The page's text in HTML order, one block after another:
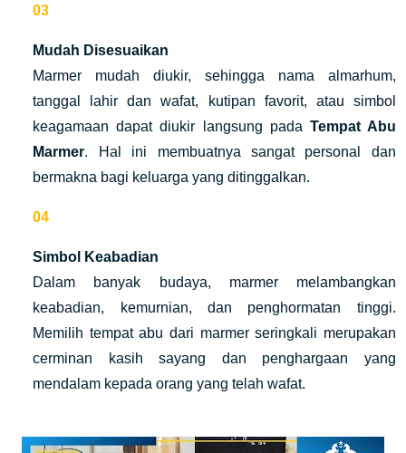
Mudah Disesuaikan
Marmer mudah diukir, sehingga nama almarhum,
tanggal lahir dan wafat, kutipan favorit, atau simbol
keagamaan dapat diukir langsung pada Tempat Abu
Marmer. Hal ini membuatnya sangat personal dan
bermakna bagi keluarga yang ditinggalkan.
Simbol Keabadian
Dalam banyak budaya, marmer melambangkan
keabadian, kemurnian, dan penghormatan tinggi.
Memilih tempat abu dari marmer seringkali merupakan
cerminan kasih sayang dan penghargaan yang
mendalam kepada orang yang telah wafat.